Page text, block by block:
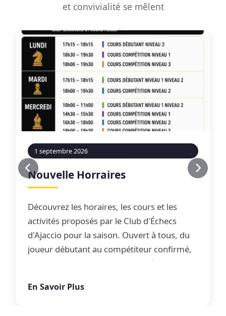
et convivialité se mêlent
1 septembre 2026
Nouvelle Horraires
Découvrez les horaires, les cours et les
activités proposés par le Club d'Échecs
d'Ajaccio pour la saison. Ouvert à tous, du
joueur débutant au compétiteur confirmé,
le club propose une offre complète
de jeu libre dans une ambiance conviviale.
En Savoir Plus